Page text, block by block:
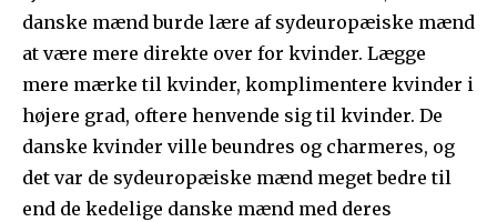
danske mænd burde lære af sydeuropæiske mænd
at være mere direkte over for kvinder. Lægge
mere mærke til kvinder, komplimentere kvinder i
højere grad, oftere henvende sig til kvinder. De
danske kvinder ville beundres og charmeres, og
det var de sydeuropæiske mænd meget bedre til
end de kedelige danske mænd med deres